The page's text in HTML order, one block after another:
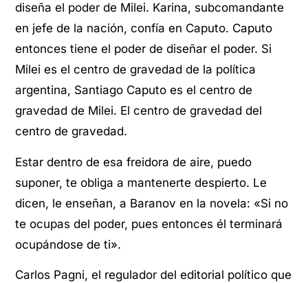
diseña el poder de Milei. Karina, subcomandante
en jefe de la nación, confía en Caputo. Caputo
entonces tiene el poder de diseñar el poder. Si
Milei es el centro de gravedad de la política
argentina, Santiago Caputo es el centro de
gravedad de Milei. El centro de gravedad del
centro de gravedad.
Estar dentro de esa freidora de aire, puedo
suponer, te obliga a mantenerte despierto. Le
dicen, le enseñan, a Baranov en la novela: «Si no
te ocupas del poder, pues entonces él terminará
ocupándose de ti».
Carlos Pagni, el regulador del editorial político que